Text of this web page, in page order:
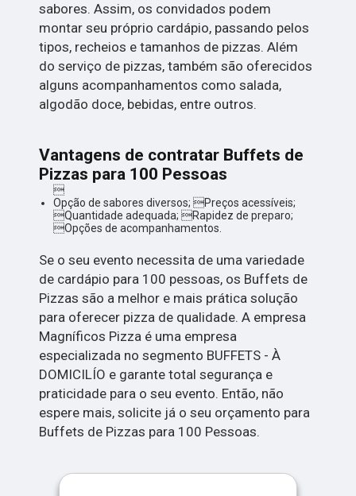
sabores. Assim, os convidados podem
montar seu próprio cardápio, passando pelos
tipos, recheios e tamanhos de pizzas. Além
do serviço de pizzas, também são oferecidos
alguns acompanhamentos como salada,
algodão doce, bebidas, entre outros.
Vantagens de contratar Buffets de
Pizzas para 100 Pessoas

Opção de sabores diversos; Preços acessíveis;
Quantidade adequada; Rapidez de preparo;
Opções de acompanhamentos.
Se o seu evento necessita de uma variedade
de cardápio para 100 pessoas, os Buffets de
Pizzas são a melhor e mais prática solução
para oferecer pizza de qualidade. A empresa
Magníficos Pizza é uma empresa
especializada no segmento BUFFETS - À
DOMICILÍO e garante total segurança e
praticidade para o seu evento. Então, não
espere mais, solicite já o seu orçamento para
Buffets de Pizzas para 100 Pessoas.